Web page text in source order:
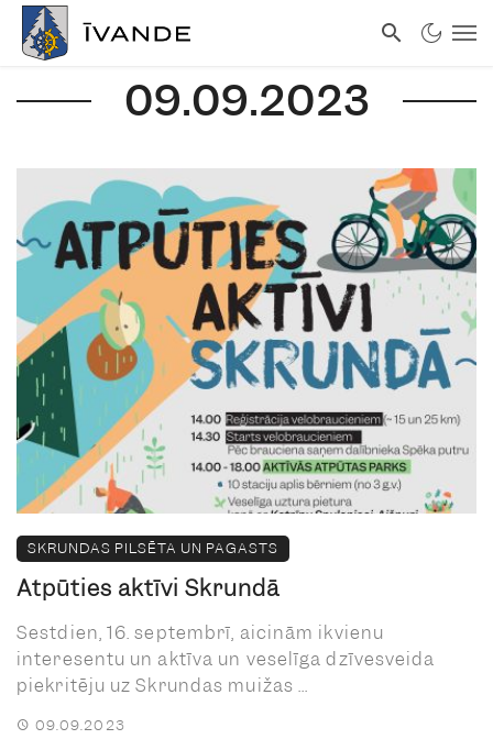
09.09.2023
SKRUNDAS PILSĒTA UN PAGASTS
Atpūties aktīvi Skrundā
Sestdien, 16. septembrī, aicinām ikvienu
interesentu un aktīva un veselīga dzīvesveida
piekritēju uz Skrundas muižas ...
09.09.2023